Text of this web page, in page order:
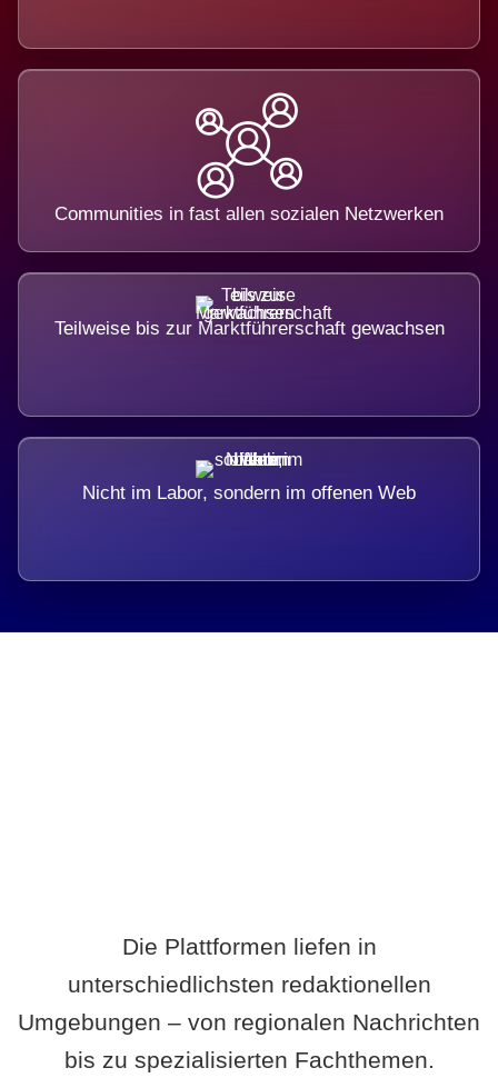
Communities in fast allen sozialen Netzwerken
Teilweise bis zur Marktführerschaft gewachsen
Nicht im Labor, sondern im offenen Web
Die Plattformen liefen in
unterschiedlichsten redaktionellen
Umgebungen – von regionalen Nachrichten
bis zu spezialisierten Fachthemen.